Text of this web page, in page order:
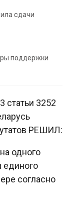
сдачи
поддержки
статьи 3252
РЕШИЛ:
одного
единого
согласно